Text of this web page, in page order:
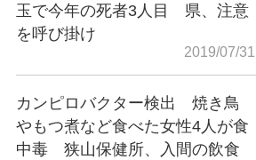
玉で今年の死者3人目 県、注意
を呼び掛け
2019/07/31
カンピロバクター検出 焼き鳥
やもつ煮など食べた女性4人が食
中毒 狭山保健所、入間の飲食